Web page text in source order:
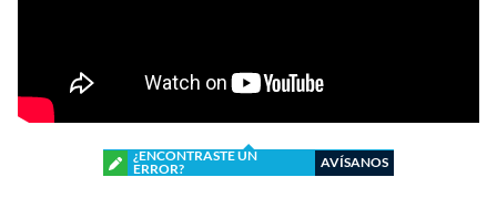
¿ENCONTRASTE UN
ERROR?
AVÍSANOS